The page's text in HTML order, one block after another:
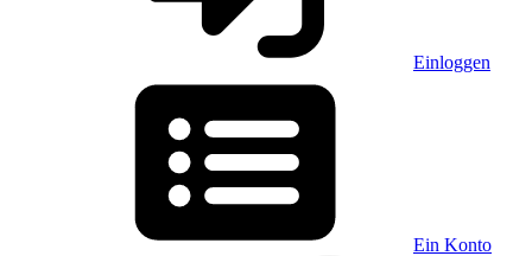
Einloggen
Ein Konto